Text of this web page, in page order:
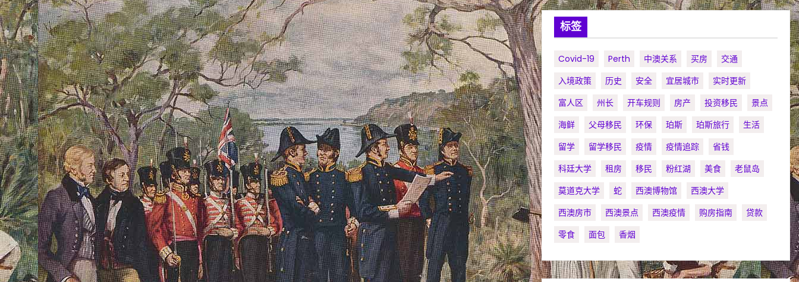
标签
Covid-19 Perth 中澳关系 买房
交通
入境政策
历史 安全 宜居城市
实时更新
富人区
州长 开车规则 房产 投资移民
景点
海鲜
父母移民 环保 珀斯 珀斯旅行
生活
留学
留学移民 疫情 疫情追踪
省钱
科廷大学
租房 移民 粉红湖 美食
老鼠岛
莫道克大学
蛇 西澳博物馆
西澳大学
西澳房市
西澳景点 西澳疫情 购房指南
贷款
零食
面包 香烟